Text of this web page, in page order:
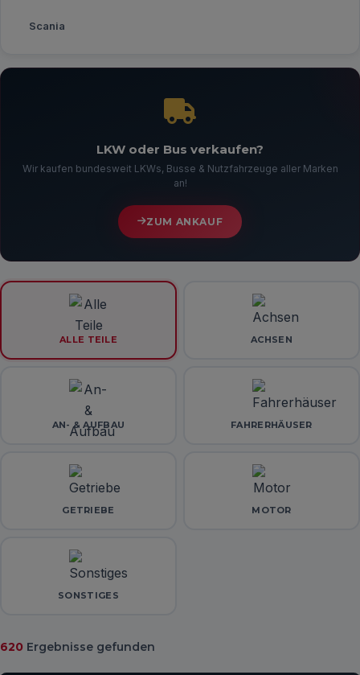
Scania
LKW oder Bus verkaufen?
Wir kaufen bundesweit LKWs, Busse & Nutzfahrzeuge aller Marken
an!
ZUM ANKAUF
ALLE TEILE ACHSEN
AN- & AUFBAU FAHRERHÄUSER
GETRIEBE MOTOR
SONSTIGES
620 Ergebnisse gefunden